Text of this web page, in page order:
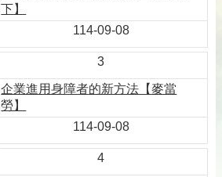
下】
114-09-08
3
企業進用身障者的新方法【麥當
勞】
114-09-08
4